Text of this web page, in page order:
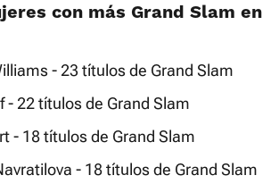
con más Grand Slam en
- 23 títulos de Grand Slam
- 22 títulos de Grand Slam
- 18 títulos de Grand Slam
- 18 títulos de Grand Slam